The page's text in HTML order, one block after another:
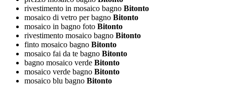
rivestimento in mosaico bagno Bitonto
mosaico di vetro per bagno Bitonto
mosaico in bagno foto Bitonto
rivestimento mosaico bagno Bitonto
finto mosaico bagno Bitonto
mosaico fai da te bagno Bitonto
bagno mosaico verde Bitonto
mosaico verde bagno Bitonto
mosaico blu bagno Bitonto